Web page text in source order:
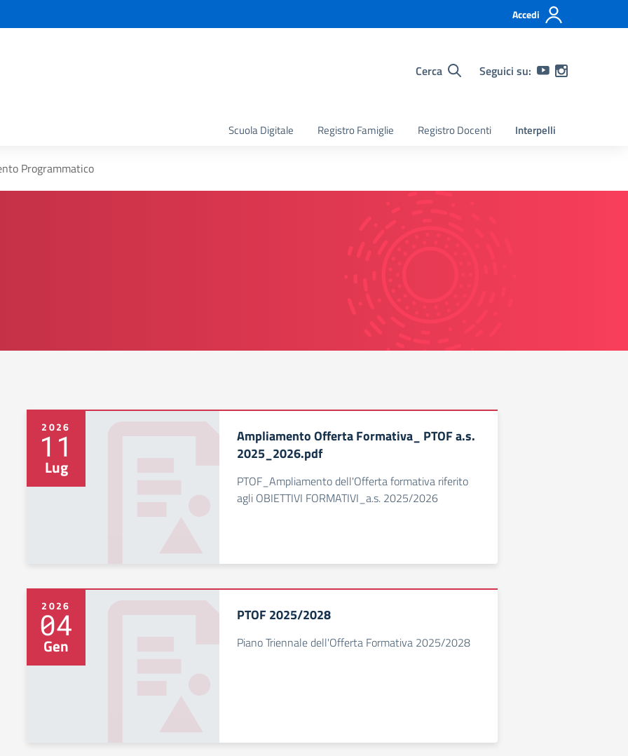
Accedi
Cerca Seguici su:
Scuola Digitale Registro Famiglie Registro Docenti Interpelli
Programmatico
2026
11
Lug
Ampliamento Offerta Formativa_ PTOF a.s.
2025_2026.pdf
PTOF_Ampliamento dell'Offerta formativa riferito
agli OBIETTIVI FORMATIVI_a.s. 2025/2026
2026
04
Gen
PTOF 2025/2028
Piano Triennale dell'Offerta Formativa 2025/2028